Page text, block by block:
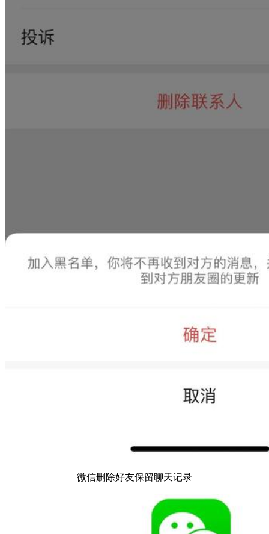
微信删除好友保留聊天记录